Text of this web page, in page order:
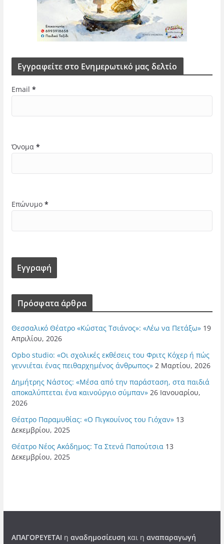
Εγγραφείτε στο Ενημερωτικό μας δελτίο
Email *
Όνομα *
Επώνυμο *
Πρόσφατα άρθρα
Θεσσαλικό Θέατρο «Κώστας Τσιάνος»: «Λέω να Πετάξω» 19
Απριλίου, 2026
Opbo studio: «Οι σχολικές εκθέσεις του Φριτς Κόχερ ή πώς
γεννιέται ένας πειθαρχημένος άνθρωπος» 2 Μαρτίου, 2026
Δημήτρης Νάστος: «Μέσα από την παράσταση, στα παιδιά
αποκαλύπτεται ένα καινούργιο σύμπαν» 26 Ιανουαρίου,
2026
Θέατρο Παραμυθίας: «Ο Πιγκουίνος του Γιόχαν» 13
Δεκεμβρίου, 2025
Θέατρο Νέος Ακάδημος: Τα Στενά Παπούτσια 13
Δεκεμβρίου, 2025
ΑΠΑΓΟΡΕΥΕΤΑΙ η αναδημοσίευση και η αναπαραγωγή